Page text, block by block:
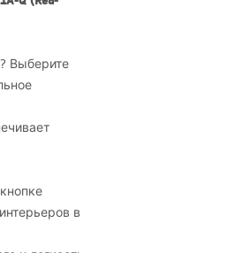
Выберите
в